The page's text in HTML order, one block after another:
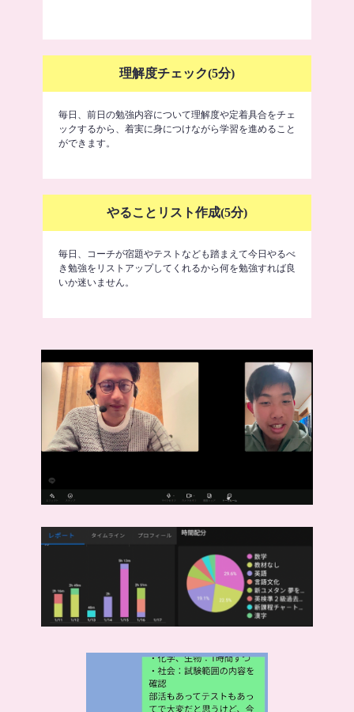
理解度チェック(5分)
毎日、前日の勉強内容について理解度や定着具合をチェ
ックするから、着実に身につけながら学習を進めること
ができます。
やることリスト作成(5分)
毎日、コーチが宿題やテストなども踏まえて今日やるべ
き勉強をリストアップしてくれるから何を勉強すれば良
いか迷いません。